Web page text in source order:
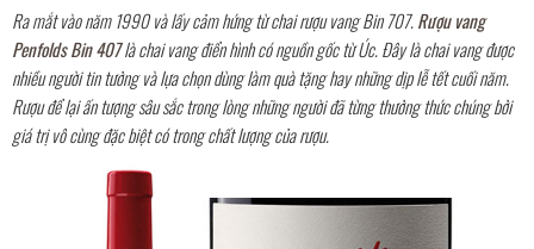
Ra mắt vào năm 1990 và lấy cảm hứng từ chai rượu vang Bin 707.Rượu vang
Penfolds Bin 407là chai vang điển hình có nguồn gốc từ Úc. Đây là chai vang được
nhiều người tin tưởng và lựa chọn dùng làm quà tặng hay những dịp lễ tết cuối năm.
Rượu để lại ấn tượng sâu sắc trong lòng những người đã từng thưởng thức chúng bởi
giá trị vô cùng đặc biệt có trong chất lượng của rượu.